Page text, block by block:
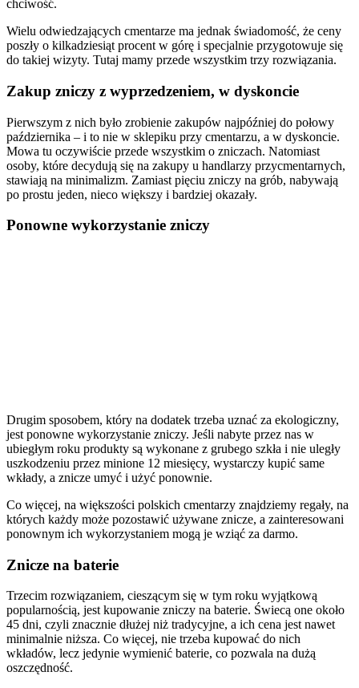
chciwość.
Wielu odwiedzających cmentarze ma jednak świadomość, że ceny
poszły o kilkadziesiąt procent w górę i specjalnie przygotowuje się
do takiej wizyty. Tutaj mamy przede wszystkim trzy rozwiązania.
Zakup zniczy z wyprzedzeniem, w dyskoncie
Pierwszym z nich było zrobienie zakupów najpóźniej do połowy
października – i to nie w sklepiku przy cmentarzu, a w dyskoncie.
Mowa tu oczywiście przede wszystkim o zniczach. Natomiast
osoby, które decydują się na zakupy u handlarzy przycmentarnych,
stawiają na minimalizm. Zamiast pięciu zniczy na grób, nabywają
po prostu jeden, nieco większy i bardziej okazały.
Ponowne wykorzystanie zniczy
Drugim sposobem, który na dodatek trzeba uznać za ekologiczny,
jest ponowne wykorzystanie zniczy. Jeśli nabyte przez nas w
ubiegłym roku produkty są wykonane z grubego szkła i nie uległy
uszkodzeniu przez minione 12 miesięcy, wystarczy kupić same
wkłady, a znicze umyć i użyć ponownie.
Co więcej, na większości polskich cmentarzy znajdziemy regały, na
których każdy może pozostawić używane znicze, a zainteresowani
ponownym ich wykorzystaniem mogą je wziąć za darmo.
Znicze na baterie
Trzecim rozwiązaniem, cieszącym się w tym roku wyjątkową
popularnością, jest kupowanie zniczy na baterie. Świecą one około
45 dni, czyli znacznie dłużej niż tradycyjne, a ich cena jest nawet
minimalnie niższa. Co więcej, nie trzeba kupować do nich
wkładów, lecz jedynie wymienić baterie, co pozwala na dużą
oszczędność.